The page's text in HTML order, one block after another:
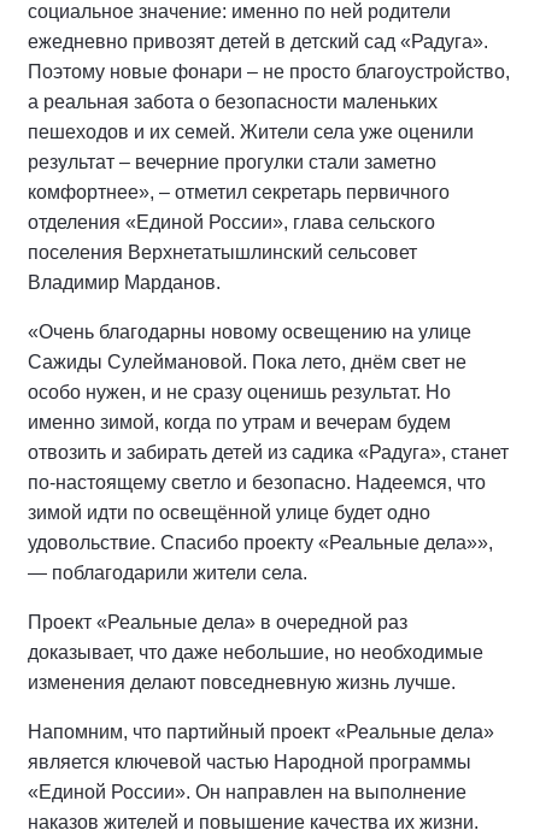
социальное значение: именно по ней родители
ежедневно привозят детей в детский сад «Радуга».
Поэтому новые фонари – не просто благоустройство,
а реальная забота о безопасности маленьких
пешеходов и их семей. Жители села уже оценили
результат – вечерние прогулки стали заметно
комфортнее», – отметил секретарь первичного
отделения «Единой России», глава сельского
поселения Верхнетатышлинский сельсовет
Владимир Марданов.
«Очень благодарны новому освещению на улице
Сажиды Сулеймановой. Пока лето, днём свет не
особо нужен, и не сразу оценишь результат. Но
именно зимой, когда по утрам и вечерам будем
отвозить и забирать детей из садика «Радуга», станет
по-настоящему светло и безопасно. Надеемся, что
зимой идти по освещённой улице будет одно
удовольствие. Спасибо проекту «Реальные дела»»,
— поблагодарили жители села.
Проект «Реальные дела» в очередной раз
доказывает, что даже небольшие, но необходимые
изменения делают повседневную жизнь лучше.
Напомним, что партийный проект «Реальные дела»
является ключевой частью Народной программы
«Единой России». Он направлен на выполнение
наказов жителей и повышение качества их жизни.